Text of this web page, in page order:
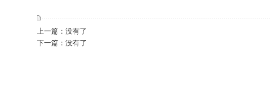
上一篇：没有了
下一篇：没有了